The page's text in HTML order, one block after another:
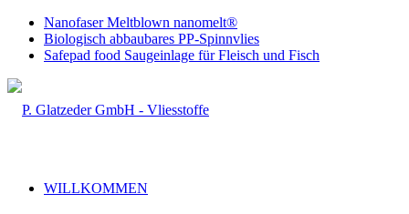
Nanofaser Meltblown nanomelt®
Biologisch abbaubares PP-Spinnvlies
Safepad food Saugeinlage für Fleisch und Fisch
WILLKOMMEN